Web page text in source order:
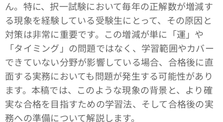
ん。特に、択一試験において毎年の正解数が増減す
る現象を経験している受験生にとって、その原因と
対策は非常に重要です。この増減が単に「運」や
「タイミング」の問題ではなく、学習範囲やカバー
できていない分野が影響している場合、合格後に直
面する実務においても問題が発生する可能性があり
ます。本稿では、このような現象の背景と、より確
実な合格を目指すための学習法、そして合格後の実
務への準備について解説します。